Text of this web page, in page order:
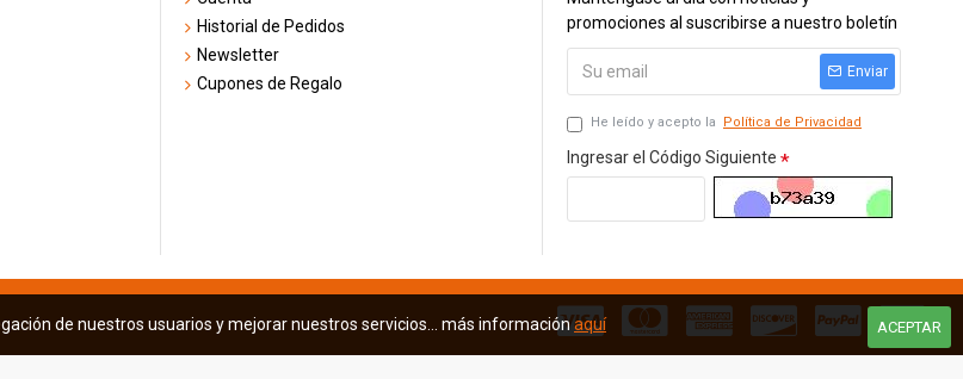
Historial de Pedidos
Newsletter
Cupones de Regalo
promociones al suscribirse a nuestro boletín
Enviar
He leído y acepto la Política de Privacidad
Ingresar el Código Siguiente
ACEPTAR
de nuestros usuarios y mejorar nuestros servicios... más informaciónaquí